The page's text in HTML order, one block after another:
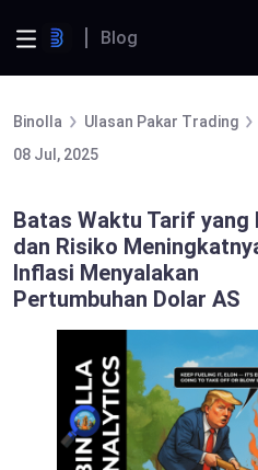
Blog
Binolla Ulasan Pakar Trading
08 Jul, 2025
Batas Waktu Tarif yang
dan Risiko
Inflasi Menyalakan
Pertumbuhan Dolar AS